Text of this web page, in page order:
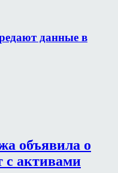
данные в
объявила о
с активами